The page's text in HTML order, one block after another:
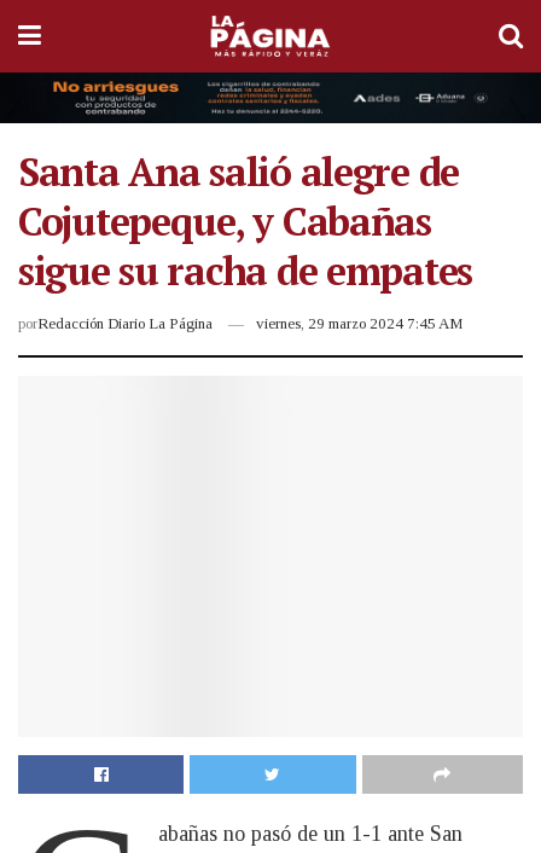
Santa Ana salió alegre de
Cojutepeque, y Cabañas
sigue su racha de empates
porRedacción Diario La Página viernes, 29 marzo 2024 7:45 AM
abañas no pasó de un 1-1 ante San